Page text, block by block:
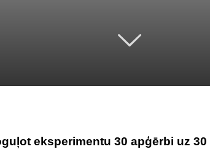
eksperimentu 30 apģērbi uz 30